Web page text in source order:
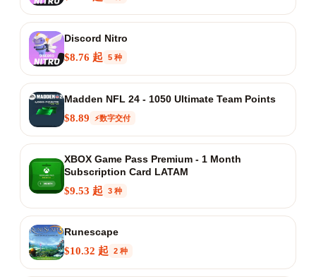
Discord Nitro
$8.76 起
5 种
Madden NFL 24 - 1050 Ultimate Team Points
$8.89
⚡数字交付
XBOX Game Pass Premium - 1 Month
Subscription Card LATAM
$9.53 起
3 种
Runescape
$10.32 起
2 种